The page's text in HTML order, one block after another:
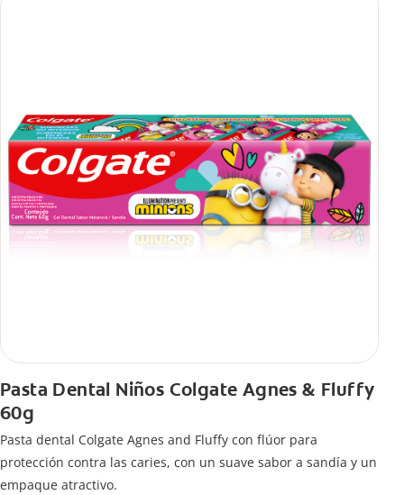
Pasta Dental Niños Colgate Agnes & Fluffy
60g
Pasta dental Colgate Agnes and Fluffy con flúor para
protección contra las caries, con un suave sabor a sandía y un
empaque atractivo.